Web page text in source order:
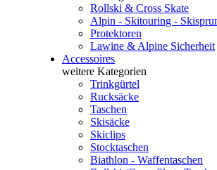
Rollski & Cross Skate
Alpin - Skitouring -
Protektoren
Lawine & Alpine Sicherheit
Accessoires
weitere Kategorien
Trinkgürtel
Rucksäcke
Taschen
Skisäcke
Skiclips
Stocktaschen
Biathlon - Waffentaschen